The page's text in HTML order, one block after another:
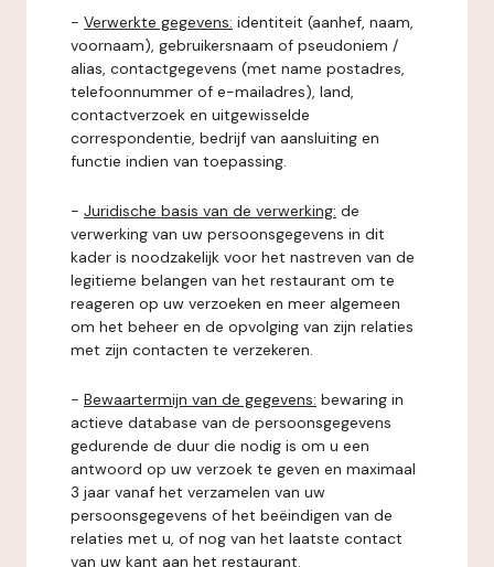
- Verwerkte gegevens: identiteit (aanhef, naam,
voornaam), gebruikersnaam of pseudoniem /
alias, contactgegevens (met name postadres,
telefoonnummer of e-mailadres), land,
contactverzoek en uitgewisselde
correspondentie, bedrijf van aansluiting en
functie indien van toepassing.
- Juridische basis van de verwerking: de
verwerking van uw persoonsgegevens in dit
kader is noodzakelijk voor het nastreven van de
legitieme belangen van het restaurant om te
reageren op uw verzoeken en meer algemeen
om het beheer en de opvolging van zijn relaties
met zijn contacten te verzekeren.
- Bewaartermijn van de gegevens: bewaring in
actieve database van de persoonsgegevens
gedurende de duur die nodig is om u een
antwoord op uw verzoek te geven en maximaal
3 jaar vanaf het verzamelen van uw
persoonsgegevens of het beëindigen van de
relaties met u, of nog van het laatste contact
van uw kant aan het restaurant.